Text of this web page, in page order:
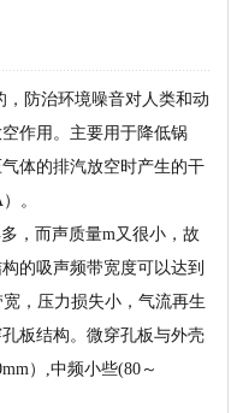
防治环境噪音对人类和动
作用。主要用于降低锅
体的排汽放空时产生的干
。
，而声质量m又很小，故
的吸声频带宽度可以达到
，压力损失小，气流再生
板结构。微穿孔板与外壳
）,中频小些(80～